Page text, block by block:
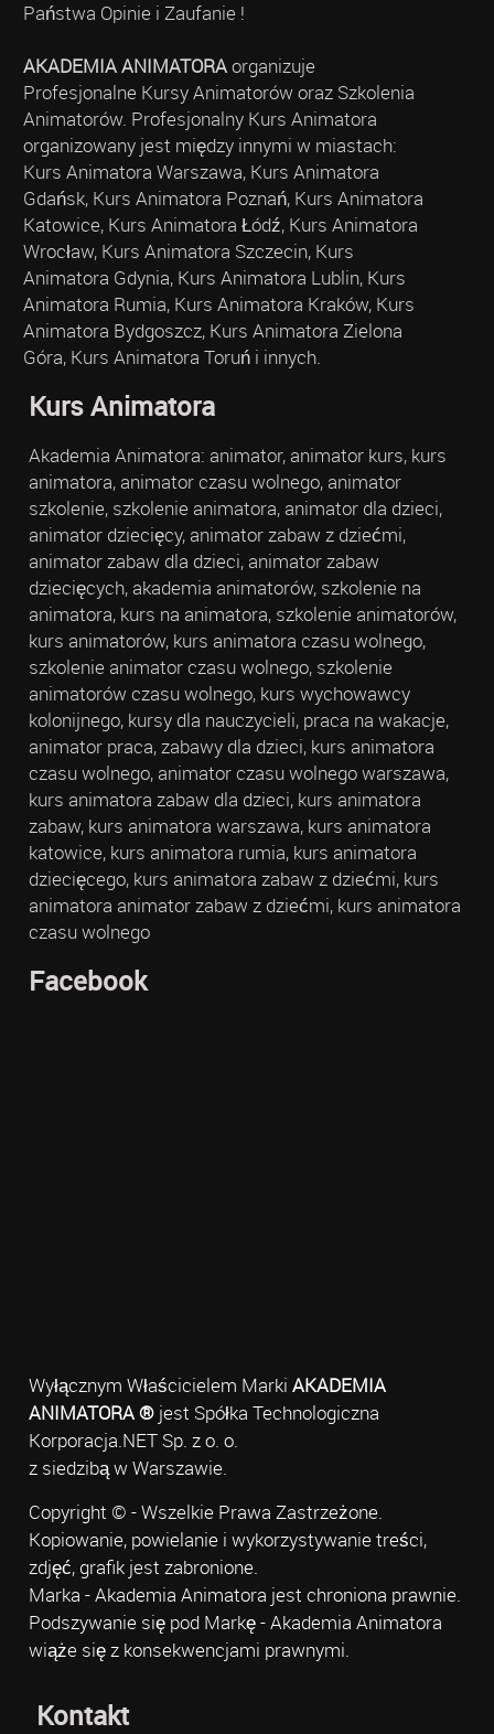
Państwa Opinie i Zaufanie !
AKADEMIA ANIMATORAorganizuje
Profesjonalne Kursy Animatorów oraz Szkolenia
Animatorów. Profesjonalny Kurs Animatora
organizowany jest między innymi w miastach:
Kurs Animatora Warszawa, Kurs Animatora
Gdańsk, Kurs Animatora Poznań, Kurs Animatora
Katowice, Kurs Animatora Łódź, Kurs Animatora
Wrocław, Kurs Animatora Szczecin, Kurs
Animatora Gdynia, Kurs Animatora Lublin, Kurs
Animatora Rumia, Kurs Animatora Kraków, Kurs
Animatora Bydgoszcz, Kurs Animatora Zielona
Góra, Kurs Animatora Toruń i innych.
Kurs Animatora
Akademia Animatora: animator, animator kurs, kurs
animatora, animator czasu wolnego, animator
szkolenie, szkolenie animatora, animator dla dzieci,
animator dziecięcy, animator zabaw z dziećmi,
animator zabaw dla dzieci, animator zabaw
dziecięcych, akademia animatorów, szkolenie na
animatora, kurs na animatora, szkolenie animatorów,
kurs animatorów, kurs animatora czasu wolnego,
szkolenie animator czasu wolnego, szkolenie
animatorów czasu wolnego, kurs wychowawcy
kolonijnego, kursy dla nauczycieli, praca na wakacje,
animator praca, zabawy dla dzieci, kurs animatora
czasu wolnego, animator czasu wolnego warszawa,
kurs animatora zabaw dla dzieci, kurs animatora
zabaw, kurs animatora warszawa, kurs animatora
katowice, kurs animatora rumia, kurs animatora
dziecięcego, kurs animatora zabaw z dziećmi, kurs
animatora animator zabaw z dziećmi, kurs animatora
czasu wolnego
Facebook
Wyłącznym Właścicielem Marki AKADEMIA
ANIMATORA ®jest Spółka Technologiczna
Korporacja.NET Sp. z o. o.
z siedzibą w Warszawie.
Copyright © - Wszelkie Prawa Zastrzeżone.
Kopiowanie, powielanie i wykorzystywanie treści,
zdjęć, grafik jest zabronione.
Marka - Akademia Animatora jest chroniona prawnie.
Podszywanie się pod Markę - Akademia Animatora
wiąże się z konsekwencjami prawnymi.
Kontakt